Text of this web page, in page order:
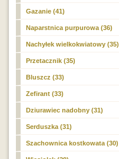
Gazanie (41)
Naparstnica purpurowa (36)
Nachyłek wielkokwiatowy (35)
Przetacznik (35)
Bluszcz (33)
Zefirant (33)
Dziurawiec nadobny (31)
Serduszka (31)
Szachownica kostkowata (30)